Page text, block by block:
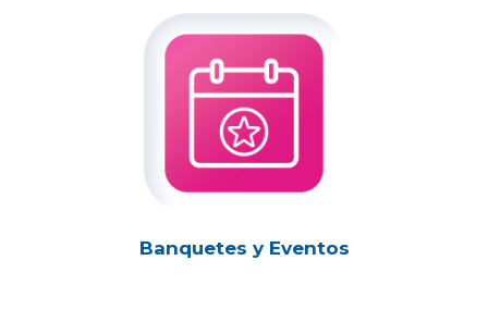
Banquetes y Eventos